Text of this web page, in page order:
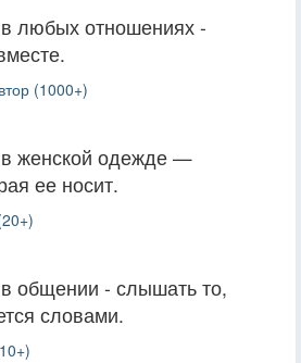
любых отношениях -
(1000+)
женской одежде —
ее носит.
общении - слышать то,
словами.